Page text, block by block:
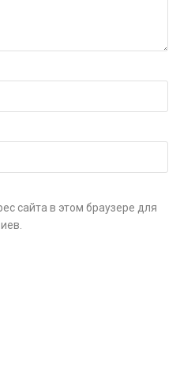
сайта в этом браузере для